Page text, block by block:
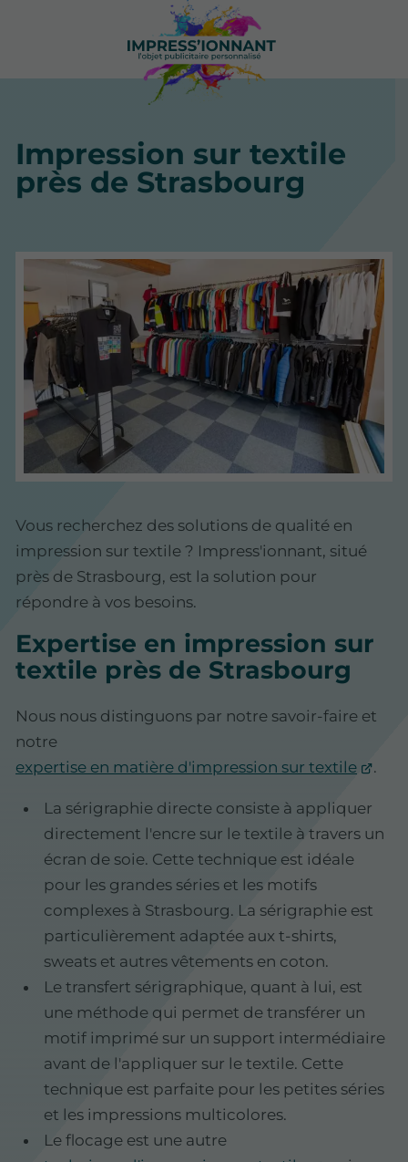
Impression sur textile
près de Strasbourg
Vous recherchez des solutions de qualité en
impression sur textile ? Impress'ionnant, situé
près de Strasbourg, est la solution pour
répondre à vos besoins.
Expertise en impression sur
textile près de Strasbourg
Nous nous distinguons par notre savoir-faire et
notre
expertise en matière d'impression sur textile
.
La sérigraphie directe consiste à appliquer
directement l'encre sur le textile à travers un
écran de soie. Cette technique est idéale
pour les grandes séries et les motifs
complexes à Strasbourg. La sérigraphie est
particulièrement adaptée aux t-shirts,
sweats et autres vêtements en coton.
Le transfert sérigraphique, quant à lui, est
une méthode qui permet de transférer un
motif imprimé sur un support intermédiaire
avant de l'appliquer sur le textile. Cette
technique est parfaite pour les petites séries
et les impressions multicolores.
Le flocage est une autre